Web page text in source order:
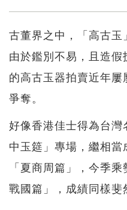
古董界之中，「高古玉
由於鑑別不易，且造
的高古玉器拍賣近年
爭奪。
好像香港佳士得為台
中玉筵」專場，繼相
「夏商周篇」，今季
戰國篇」，成績同樣斐